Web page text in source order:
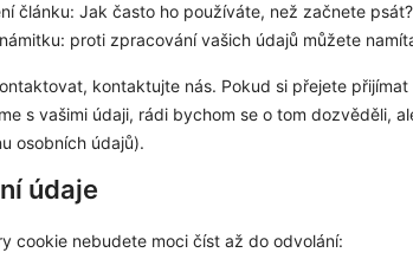
článku: Jak často ho používáte, než začnete
proti zpracování vašich údajů můžete
kontaktujte nás. Pokud si přejete
s vašimi údaji, rádi bychom se o tom dozvěděli,
osobních údajů).
údaje
cookie nebudete moci číst až do odvolání: